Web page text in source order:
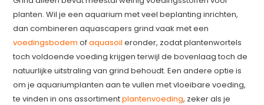
planten. Wil je een aquarium met veel beplanting inrichten,
dan combineren aquascapers grind vaak met een
voedingsbodem ofaquasoil eronder, zodat plantenwortels
toch voldoende voeding krijgen terwijl de bovenlaag toch de
natuurlijke uitstraling van grind behoudt. Een andere optie is
om je aquariumplanten aan te vullen met vloeibare voeding,
te vinden in ons assortimentplantenvoeding, zeker als je